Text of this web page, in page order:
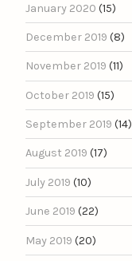
January 2020 (15)
December 2019 (8)
November 2019 (11)
October 2019 (15)
September 2019 (14)
August 2019 (17)
July 2019 (10)
June 2019 (22)
May 2019 (20)